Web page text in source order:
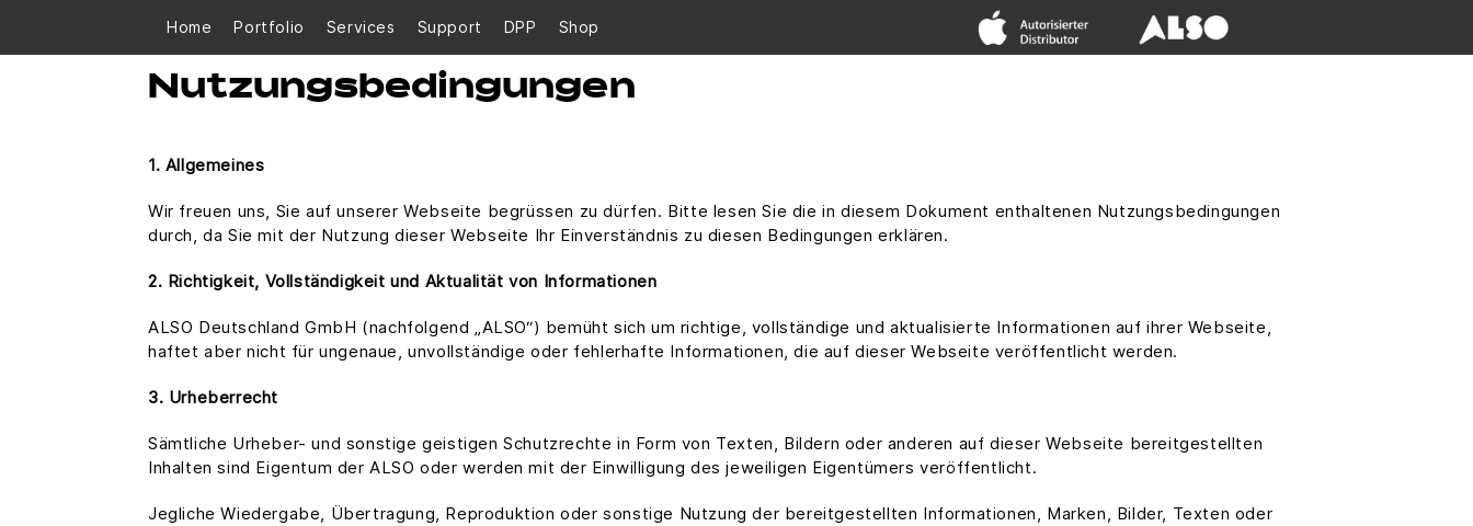
Home Portfolio Services Support DPP Shop
Nutzungsbedingungen
1. Allgemeines
Wir freuen uns, Sie auf unserer Webseite begrüssen zu dürfen. Bitte lesen Sie die in diesem Dokument enthaltenen Nutzungsbedingungen
durch, da Sie mit der Nutzung dieser Webseite Ihr Einverständnis zu diesen Bedingungen erklären.
2. Richtigkeit, Vollständigkeit und Aktualität von Informationen
ALSO Deutschland GmbH (nachfolgend „ALSO“) bemüht sich um richtige, vollständige und aktualisierte Informationen auf ihrer Webseite,
haftet aber nicht für ungenaue, unvollständige oder fehlerhafte Informationen, die auf dieser Webseite veröffentlicht werden.
3. Urheberrecht
Sämtliche Urheber- und sonstige geistigen Schutzrechte in Form von Texten, Bildern oder anderen auf dieser Webseite bereitgestellten
Inhalten sind Eigentum der ALSO oder werden mit der Einwilligung des jeweiligen Eigentümers veröffentlicht.
Jegliche Wiedergabe, Übertragung, Reproduktion oder sonstige Nutzung der bereitgestellten Informationen, Marken, Bilder, Texten oder